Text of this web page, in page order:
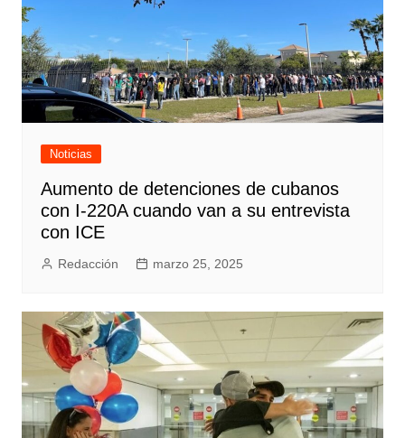
Noticias
Aumento de detenciones de cubanos
con I-220A cuando van a su entrevista
con ICE
Redacción marzo 25, 2025